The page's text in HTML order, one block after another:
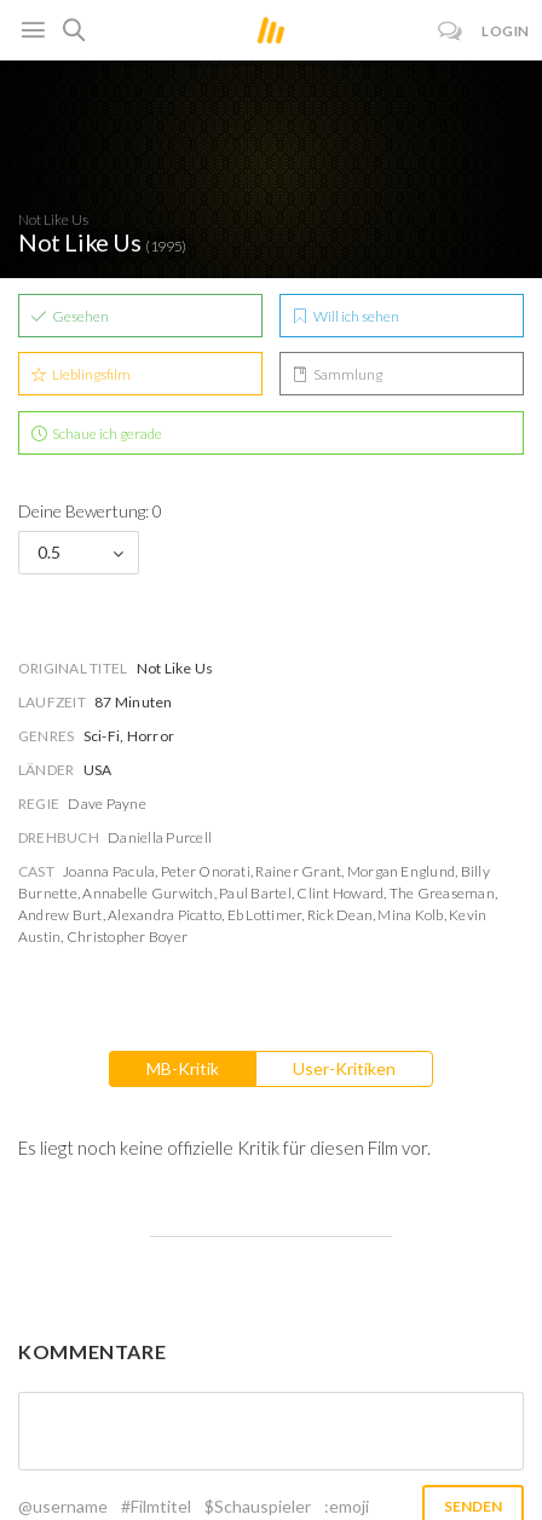
LOGIN
Not Like Us
Not Like Us (1995)
Gesehen Will ich sehen
Lieblingsfilm Sammlung
Schaue ich gerade
Deine Bewertung: 0
0.5
ORIGINAL TITEL Not Like Us
LAUFZEIT 87 Minuten
GENRES Sci-Fi, Horror
LÄNDER USA
REGIE Dave Payne
DREHBUCH Daniella Purcell
CAST Joanna Pacula, Peter Onorati, Rainer Grant, Morgan Englund, Billy
Burnette,Annabelle Gurwitch, Paul Bartel, Clint Howard, The Greaseman,
Andrew Burt,Alexandra Picatto, Eb Lottimer, Rick Dean, Mina Kolb, Kevin
Austin, Christopher Boyer
MB-Kritik User-Kritiken
Es liegt noch keine offizielle Kritik für diesen Film vor.
KOMMENTARE
@username #Filmtitel $Schauspieler :emoji